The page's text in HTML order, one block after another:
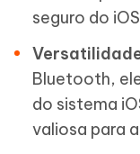
seguro do
Bluetooth,
do sistema
valiosa para